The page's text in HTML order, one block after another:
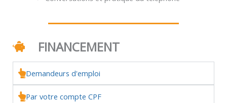
FINANCEMENT
Demandeurs d'emploi
Par votre compte CPF